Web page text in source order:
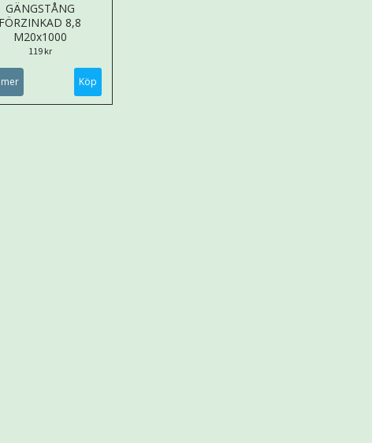
GÄNGSTÅNG
FÖRZINKAD 8,8
M20x1000
119 kr
mer